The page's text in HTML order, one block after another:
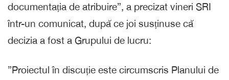
documentația de atribuire”, a precizat vineri SRI
într-un comunicat, după ce joi susținuse că
decizia a fost a Grupului de lucru:
”Proiectul în discuție este circumscris Planului de